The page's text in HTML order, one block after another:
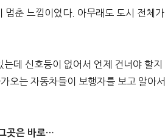
멈춘 느낌이었다. 아무래도 도시 전체가
데 신호등이 없어서 언제 건너야 할지
오는 자동차들이 보행자를 보고 알아서
곳은 바로…